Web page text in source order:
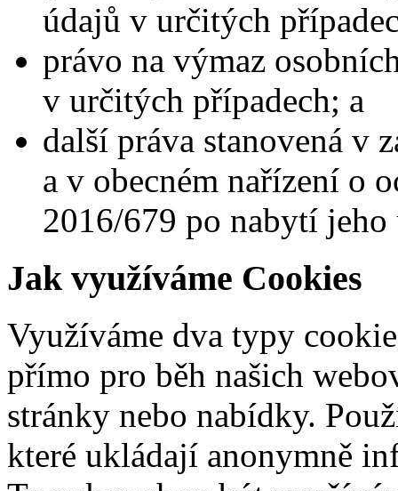
údajů v určitých
právo na výmaz
v určitých případech; a
další práva stanovená v
a v obecném nařízení o
2016/679 po nabytí
Jak využíváme Cookies
Využíváme dva typy
přímo pro běh našich
stránky nebo nabídky.
které ukládají anonymně